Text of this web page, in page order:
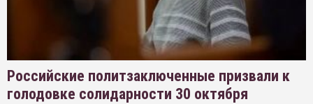
Российские политзаключенные призвали к
голодовке солидарности 30 октября